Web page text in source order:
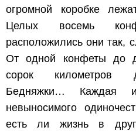
огромной коробке
Целых восемь
расположились они так,
От одной конфеты до
сорок километров
Бедняжки… Каждая
невыносимого
есть ли жизнь в